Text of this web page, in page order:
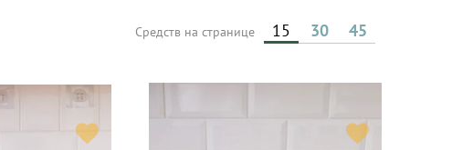
Средств на странице 15 30 45